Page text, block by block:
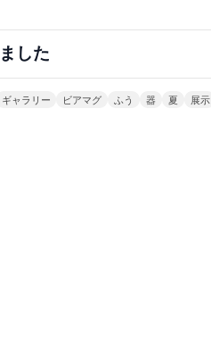
した
ギャラリー ビアマグ ふう 器 夏 展示